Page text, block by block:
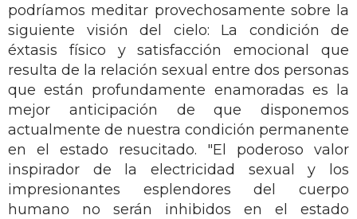
podríamos meditar provechosamente sobre la
siguiente visión del cielo: La condición de
éxtasis físico y satisfacción emocional que
resulta de la relación sexual entre dos personas
que están profundamente enamoradas es la
mejor anticipación de que disponemos
actualmente de nuestra condición permanente
en el estado resucitado. "El poderoso valor
inspirador de la electricidad sexual y los
impresionantes esplendores del cuerpo
humano no serán inhibidos en el estado